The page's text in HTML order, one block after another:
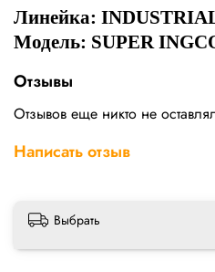
Линейка:
Модель: SUPER
Отзывы
Отзывов еще никто не
Написать отзыв
Выбрать